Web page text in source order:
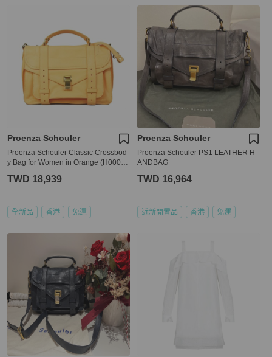
Proenza Schouler
Proenza Schouler Classic Crossbod
y Bag for Women in Orange (H00002
TWD 18,939
全新品 香港 免運
Proenza Schouler
Proenza Schouler PS1 LEATHER H
ANDBAG
TWD 16,964
近新閒置品 香港 免運